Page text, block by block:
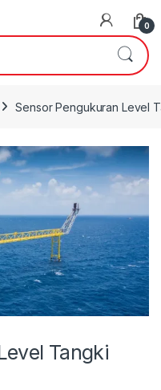
0
Sensor Pengukuran Level
Tangki